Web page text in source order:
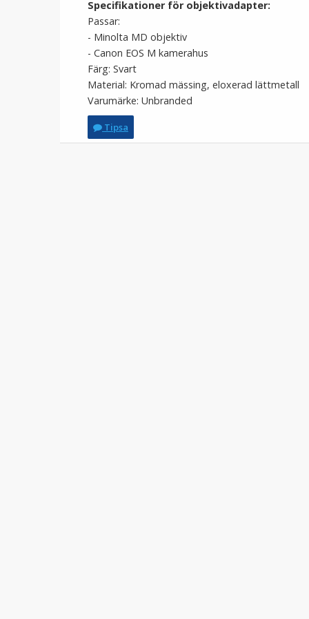
Specifikationer för objektivadapter:
Passar:
- Minolta MD objektiv
- Canon EOS M kamerahus
Färg: Svart
Material: Kromad mässing, eloxerad lättmetall
Varumärke: Unbranded
Tipsa